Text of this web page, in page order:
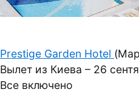
Prestige Garden Hotel
Вылет из Киева – 26
Все включено